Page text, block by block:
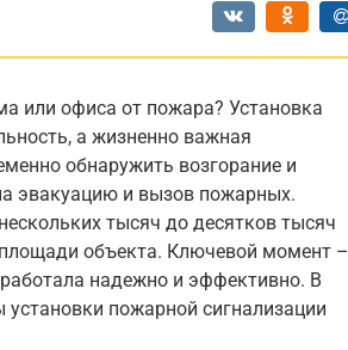
или офиса от пожара? Установка
а жизненно важная
обнаружить возгорание и
эвакуацию и вызов пожарных.
тысяч до десятков тысяч
объекта. Ключевой момент –
надежно и эффективно. В
пожарной сигнализации